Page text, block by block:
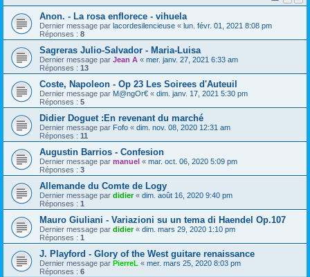
Anon. - La rosa enflorece - vihuela
Dernier message par lacordesilencieuse « lun. févr. 01, 2021 8:08 pm
Réponses : 8
Sagreras Julio-Salvador - Maria-Luisa
Dernier message par Jean A « mer. janv. 27, 2021 6:33 am
Réponses : 13
Coste, Napoleon - Op 23 Les Soirees d'Auteuil
Dernier message par M@ngOr€ « dim. janv. 17, 2021 5:30 pm
Réponses : 5
Didier Doguet :En revenant du marché
Dernier message par Fofo « dim. nov. 08, 2020 12:31 am
Réponses : 11
Augustin Barrios - Confesion
Dernier message par manuel « mar. oct. 06, 2020 5:09 pm
Réponses : 3
Allemande du Comte de Logy
Dernier message par didier« dim. août 16, 2020 9:40 pm
Réponses : 1
Mauro Giuliani - Variazioni su un tema di Haendel Op.107
Dernier message par didier« dim. mars 29, 2020 1:10 pm
Réponses : 1
J. Playford - Glory of the West guitare renaissance
Dernier message par PierreL « mer. mars 25, 2020 8:03 pm
Réponses : 6